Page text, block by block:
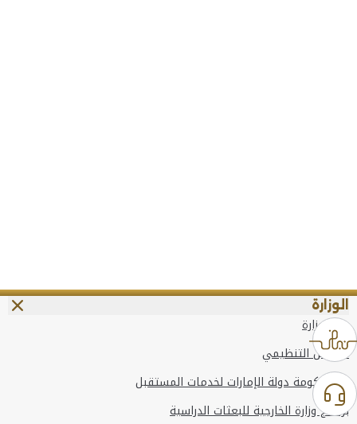
الوزارة
عن الوزارة
الهيكل التنظيمي
وعد حكومة دولة الإمارات لخدمات المستقبل
برنامج وزارة الخارجية للبعثات الدراسية